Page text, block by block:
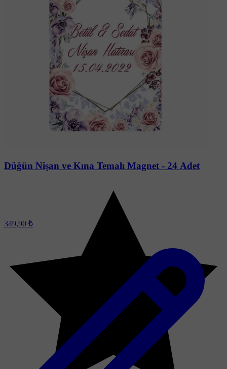
Düğün Nişan ve Kına Temalı Magnet - 24 Adet
349,90 ₺